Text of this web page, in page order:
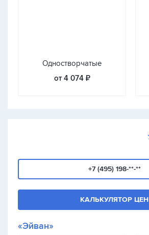
Одностворчатые
от 4 074 ₽
+7 (495) 198-**-**
КАЛЬКУЛЯТОР ЦЕН
«Эйван»